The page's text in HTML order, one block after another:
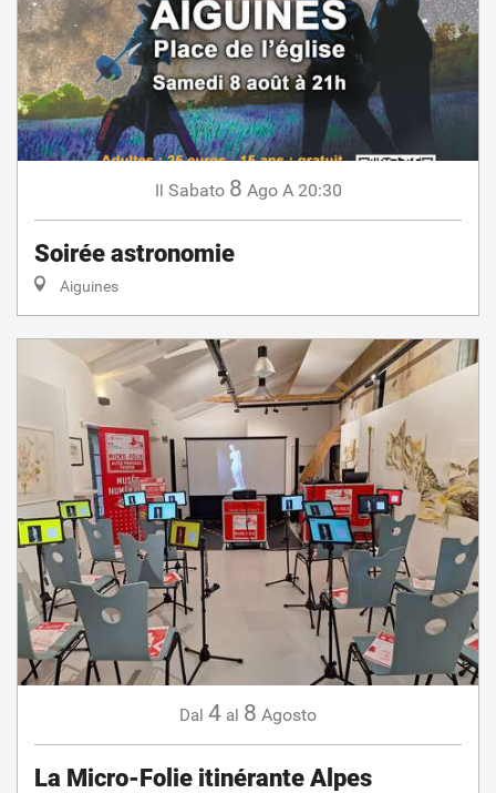
Sabato 8 Ago A 20:30
Soirée astronomie
Aiguines
Dal 4 al 8 Agosto
La Micro-Folie itinérante Alpes